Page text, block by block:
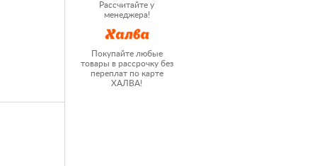
Рассчитайте у
менеджера!
Покупайте любые
товары в рассрочку без
переплат по карте
ХАЛВА!